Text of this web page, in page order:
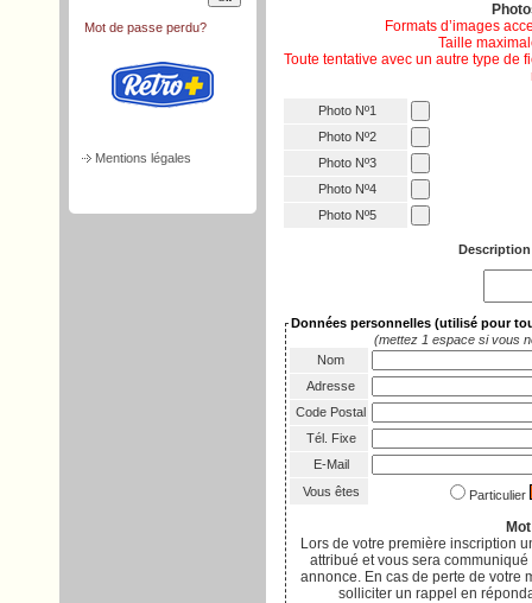
Mot de passe perdu?
Mentions légales
Formats d’images
Taille
Toute tentative avec un autre type de
Photo Nº1
Photo Nº2
Photo Nº3
Photo Nº4
Photo Nº5
Données personnelles (utilisé pour
(mettez 1 espace si vous
Nom
Adresse
Code Postal
Tél. Fixe
E-Mail
Vous êtes
Particulier
Lors de votre première inscription
attribué et vous sera
annonce. En cas de perte de votre
solliciter un rappel en